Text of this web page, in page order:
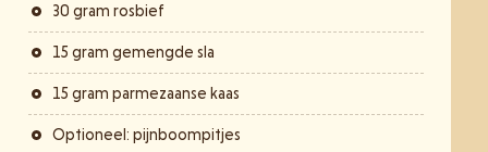
30 gram rosbief
15 gram gemengde sla
15 gram parmezaanse kaas
Optioneel: pijnboompitjes